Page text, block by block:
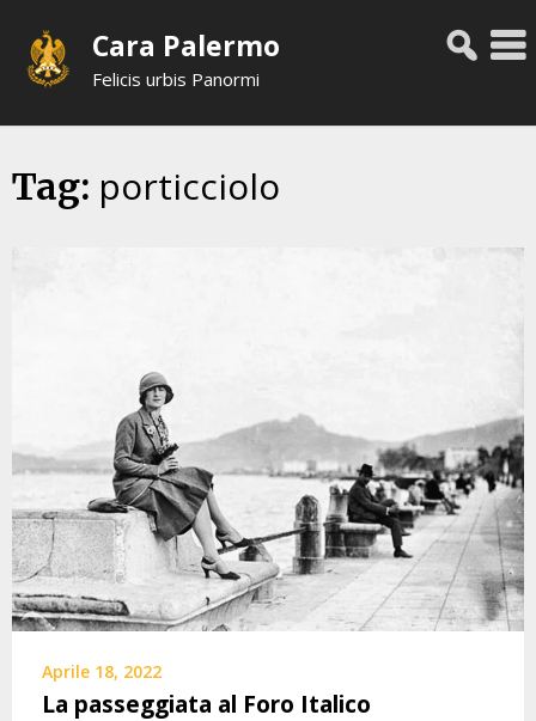
content
Cara Palermo
Felicis urbis Panormi
Tag: porticciolo
Aprile 18, 2022
La passeggiata al Foro Italico